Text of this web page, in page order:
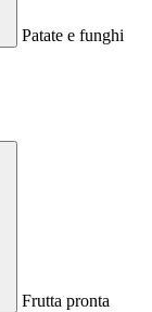
Patate e funghi
Frutta pronta